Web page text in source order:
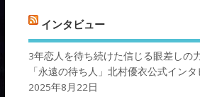
インタビュー
3年恋人を待ち続けた信じる眼差しの
「永遠の待ち人」北村優衣公式インタ
2025年8月22日